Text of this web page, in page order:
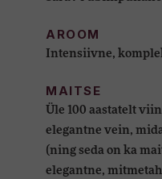
AROOM
Intensiivne,
MAITSE
Üle 100 aastatelt
elegantne vein,
(ning seda on ka
elegantne,